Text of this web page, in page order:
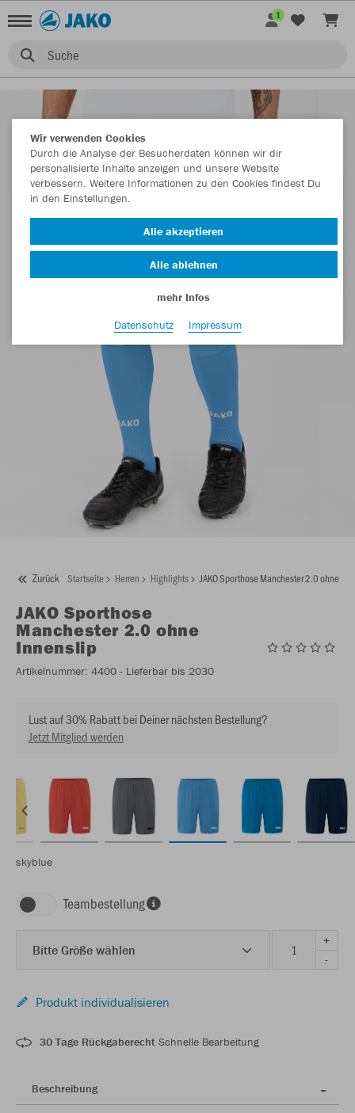
Suche
1
Zurück Startseite Herren Highlights JAKO Sporthose Manchester 2.0 ohne
JAKO Sporthose
Manchester 2.0 ohne
Innenslip
Artikelnummer: 4400 - Lieferbar bis 2030
Lust auf 30% Rabatt bei Deiner nächsten Bestellung?
Jetzt Mitglied werden
skyblue
Teambestellung
Bitte Größe wählen
+
-
Produkt individualisieren
30 Tage Rückgaberecht Schnelle Bearbeitung
Beschreibung
Wir verwenden Cookies
Durch die Analyse der Besucherdaten können wir dir
personalisierte Inhalte anzeigen und unsere Website
verbessern. Weitere Informationen zu den Cookies findest Du
in den Einstellungen.
Alle akzeptieren
Alle ablehnen
mehr Infos
Datenschutz
Impressum